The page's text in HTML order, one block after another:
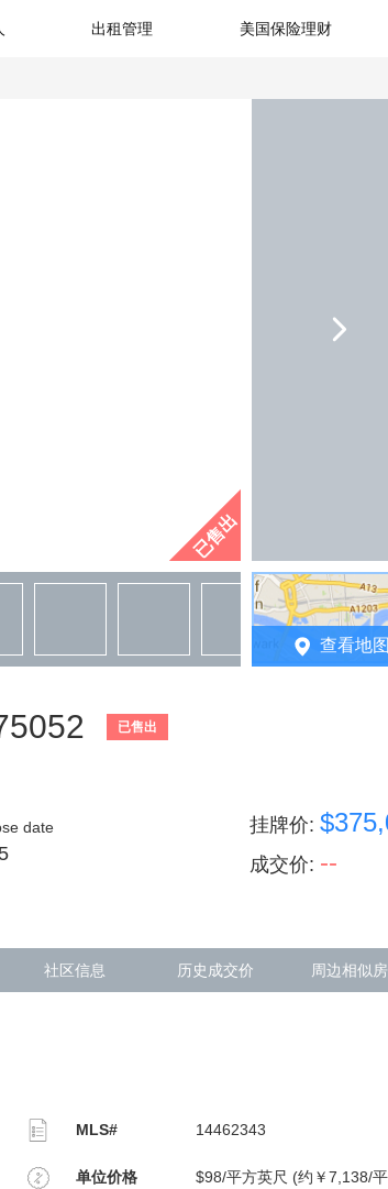
出租管理 美国保险理财
已售出
查看地
已售出
date 挂牌价:
成交价: --
社区信息 历史成交价 周边相似
MLS# 14462343
单位价格 $98/平方英尺 (约￥7,138/